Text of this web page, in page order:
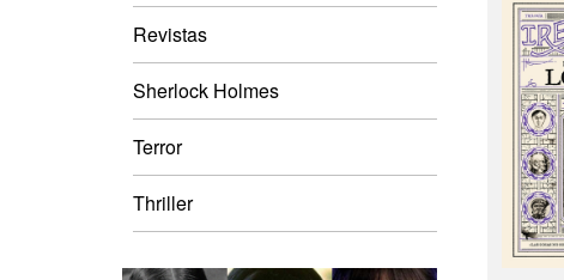
Revistas
Sherlock Holmes
Terror
Thriller